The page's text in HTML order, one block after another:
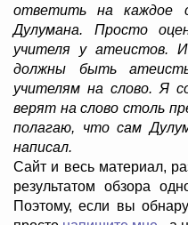
ответить на каждое
Дулумана. Просто
учителя у атеистов.
должны быть
учителям на слово. Я
верят на слово столь
полагаю, что сам
написал.
Сайт и весь материал,
результатом обзора
Поэтому, если вы